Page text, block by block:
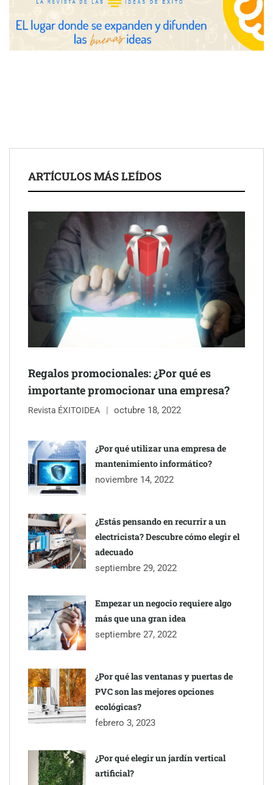
Eulalia Roig lanza ‘The Journal’, una revista digital mensual de
entrevistas y fotografía editorial
UrbanPay lanza en 19 mercados europeos su solución de pagos
inmobiliarios: hasta 82% de ahorro por cobro
Gestoría Online reduce a unas horas el alta de autónomo
The Factory School explica por qué aprender herramientas de
IA ya no es suficiente para los profesionales de la arquitectura
ARTÍCULOS MÁS LEÍDOS
Regalos promocionales: ¿Por qué es
importante promocionar una empresa?
Revista ÉXITOIDEA octubre 18, 2022
¿Por qué utilizar una empresa de
mantenimiento informático?
noviembre 14, 2022
¿Estás pensando en recurrir a un
electricista? Descubre cómo elegir el
adecuado
septiembre 29, 2022
Empezar un negocio requiere algo
más que una gran idea
septiembre 27, 2022
¿Por qué las ventanas y puertas de
PVC son las mejores opciones
ecológicas?
febrero 3, 2023
¿Por qué elegir un jardín vertical
artificial?